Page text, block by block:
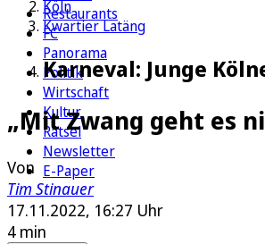
Restaurants
FC
Panorama
Politik
Wirtschaft
Kultur
Rätsel
Newsletter
E-Paper
Köln
Kwartier Latäng
Karneval: Junge
„Mit Zwang geht es
Von
Tim Stinauer
17.11.2022, 16:27 Uhr
4 min